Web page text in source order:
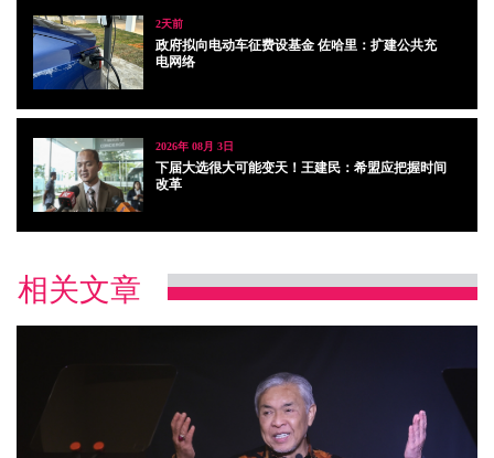
2天前
政府拟向电动车征费设基金 佐哈里：扩建公共充
电网络
2026年 08月 3日
下届大选很大可能变天！王建民：希盟应把握时间
改革
相关文章